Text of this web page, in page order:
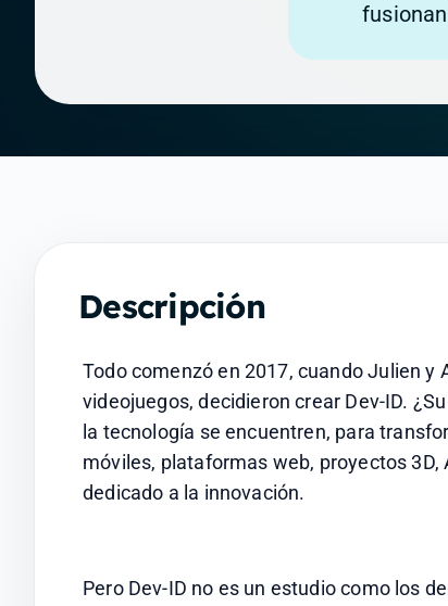
Descripción
Todo comenzó en 2017, cuando Julien y
videojuegos, decidieron crear Dev-ID.
la tecnología se encuentren, para
móviles, plataformas web, proyectos
dedicado a la innovación.
Pero Dev-ID no es un estudio como los